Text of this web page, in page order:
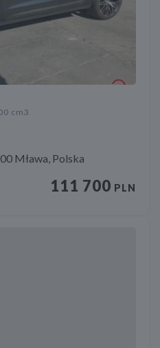
cm3
Mława, Polska
111 700 PLN